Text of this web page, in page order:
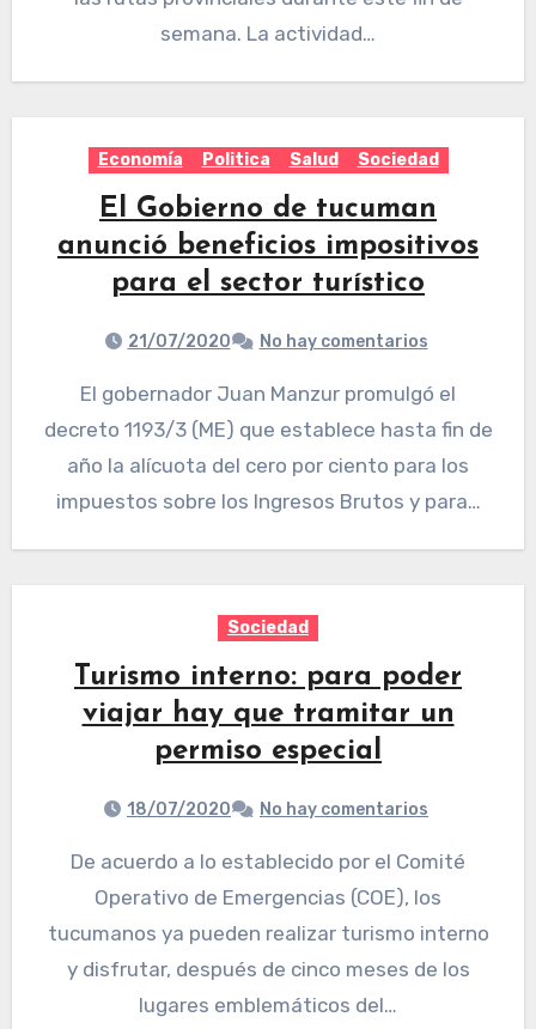
semana. La actividad…
Economía Politica Salud Sociedad
El Gobierno de tucuman
anunció beneficios impositivos
para el sector turístico
21/07/2020 No hay comentarios
El gobernador Juan Manzur promulgó el
decreto 1193/3 (ME) que establece hasta fin de
año la alícuota del cero por ciento para los
impuestos sobre los Ingresos Brutos y para…
Sociedad
Turismo interno: para poder
viajar hay que tramitar un
permiso especial
18/07/2020 No hay comentarios
De acuerdo a lo establecido por el Comité
Operativo de Emergencias (COE), los
tucumanos ya pueden realizar turismo interno
y disfrutar, después de cinco meses de los
lugares emblemáticos del…